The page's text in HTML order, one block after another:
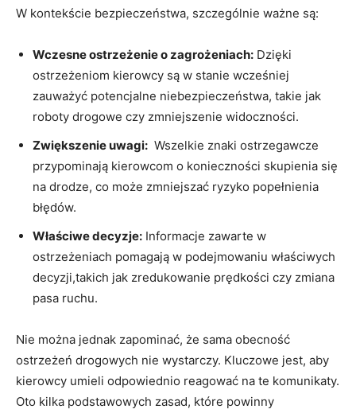
W kontekście ⁣bezpieczeństwa, szczególnie ważne są:
Wczesne ostrzeżenie o zagrożeniach: Dzięki⁤
ostrzeżeniom kierowcy są w stanie wcześniej
zauważyć potencjalne niebezpieczeństwa,⁣ takie jak
roboty drogowe czy zmniejszenie widoczności.
Zwiększenie uwagi: ‍ Wszelkie znaki ostrzegawcze
przypominają kierowcom o konieczności skupienia się
na⁣ drodze, ‍co ‌może zmniejszać ryzyko‍ popełnienia⁣
błędów.
Właściwe decyzje: Informacje‍ zawarte w
ostrzeżeniach⁢ pomagają w podejmowaniu⁣ właściwych
decyzji,takich jak zredukowanie⁤ prędkości czy zmiana
⁢pasa ruchu.
Nie można‌ jednak ‍zapominać, że sama obecność
ostrzeżeń ⁢drogowych nie wystarczy.​ Kluczowe jest, aby⁤
kierowcy umieli odpowiednio reagować ⁤na ⁤te komunikaty.
Oto kilka podstawowych zasad, które powinny⁤